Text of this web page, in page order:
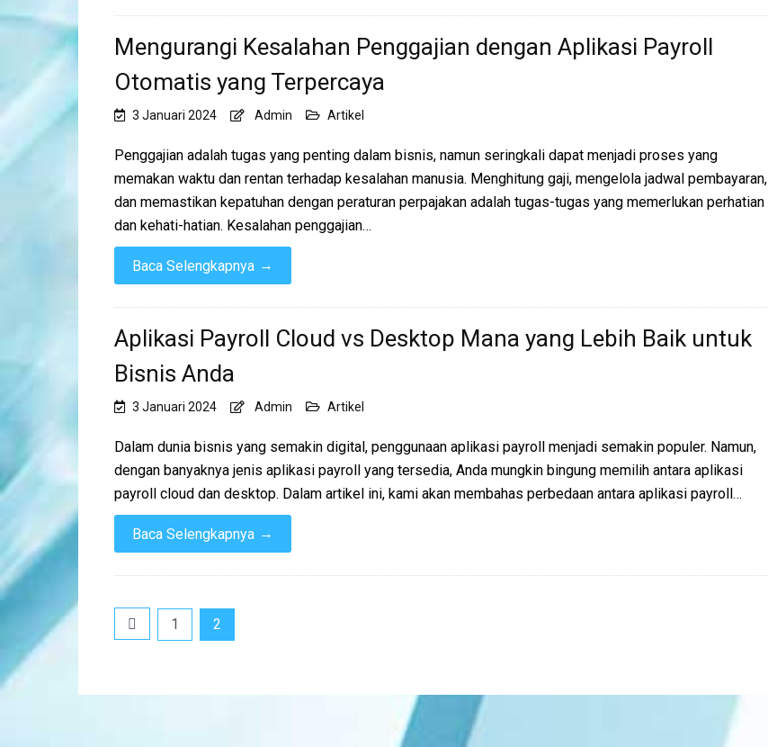
Mengurangi Kesalahan Penggajian dengan Aplikasi Payroll
Otomatis yang Terpercaya
3 Januari 2024 Admin Artikel
Penggajian adalah tugas yang penting dalam bisnis, namun seringkali dapat menjadi proses yang
memakan waktu dan rentan terhadap kesalahan manusia. Menghitung gaji, mengelola jadwal pembayaran,
dan memastikan kepatuhan dengan peraturan perpajakan adalah tugas-tugas yang memerlukan perhatian
dan kehati-hatian. Kesalahan penggajian…
Baca Selengkapnya →
Aplikasi Payroll Cloud vs Desktop Mana yang Lebih Baik untuk
Bisnis Anda
3 Januari 2024 Admin Artikel
Dalam dunia bisnis yang semakin digital, penggunaan aplikasi payroll menjadi semakin populer. Namun,
dengan banyaknya jenis aplikasi payroll yang tersedia, Anda mungkin bingung memilih antara aplikasi
payroll cloud dan desktop. Dalam artikel ini, kami akan membahas perbedaan antara aplikasi payroll…
Baca Selengkapnya →
Navigasi
1 2